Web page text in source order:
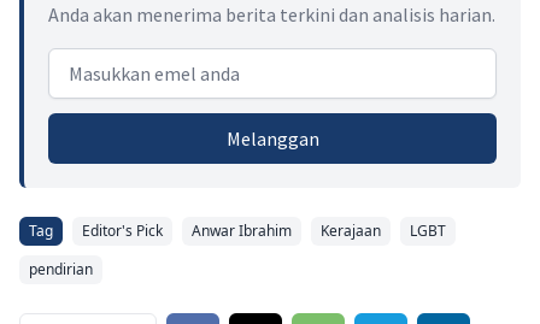
Anda akan menerima berita terkini dan analisis harian.
Email address
Melanggan
Tag Editor's Pick Anwar Ibrahim Kerajaan
LGBT
pendirian